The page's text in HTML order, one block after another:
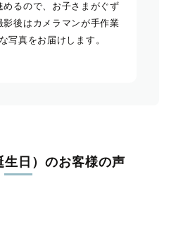
めるので、お子さまがぐず
影後はカメラマンが手作業
写真をお届けします。
生日）のお客様の声